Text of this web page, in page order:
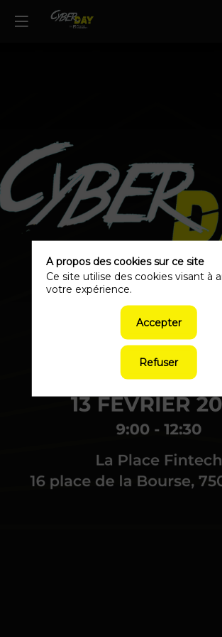
INSCRIPTION
A propos des cookies sur ce site
Ce site utilise des cookies visant à
votre expérience.
Accepter
Refuser